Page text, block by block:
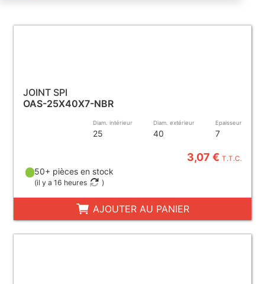
JOINT SPI
OAS-25X40X7-NBR
Diam. intérieur
25
Diam. extérieur
40
Epaisseur
7
3,07 €T.T.C.
50+ pièces en stock
(il y a 16 heures )
AJOUTER AU PANIER